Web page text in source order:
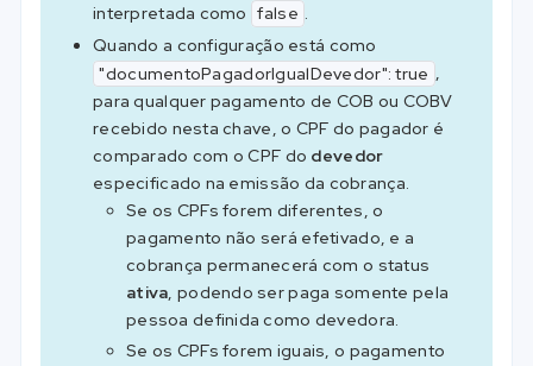
interpretada como false
Quando a configuração está como
"documentoPagadorIgualDevedor": true ,
para qualquer pagamento de COB ou COBV
recebido nesta chave, o CPF do pagador é
comparado com o CPF do devedor
especificado na emissão da cobrança.
Se os CPFs forem diferentes, o
pagamento não será efetivado, e a
cobrança permanecerá com o status
ativa, podendo ser paga somente pela
pessoa definida como devedora.
Se os CPFs forem iguais, o pagamento